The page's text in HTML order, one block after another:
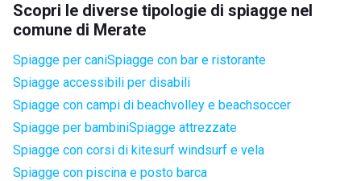
Scopri le diverse tipologie di spiagge nel
comune di Merate
Spiagge per caniSpiagge con bar e ristorante
Spiagge accessibili per disabili
Spiagge con campi di beachvolley e beachsoccer
Spiagge per bambiniSpiagge attrezzate
Spiagge con corsi di kitesurf windsurf e vela
Spiagge con piscina e posto barca